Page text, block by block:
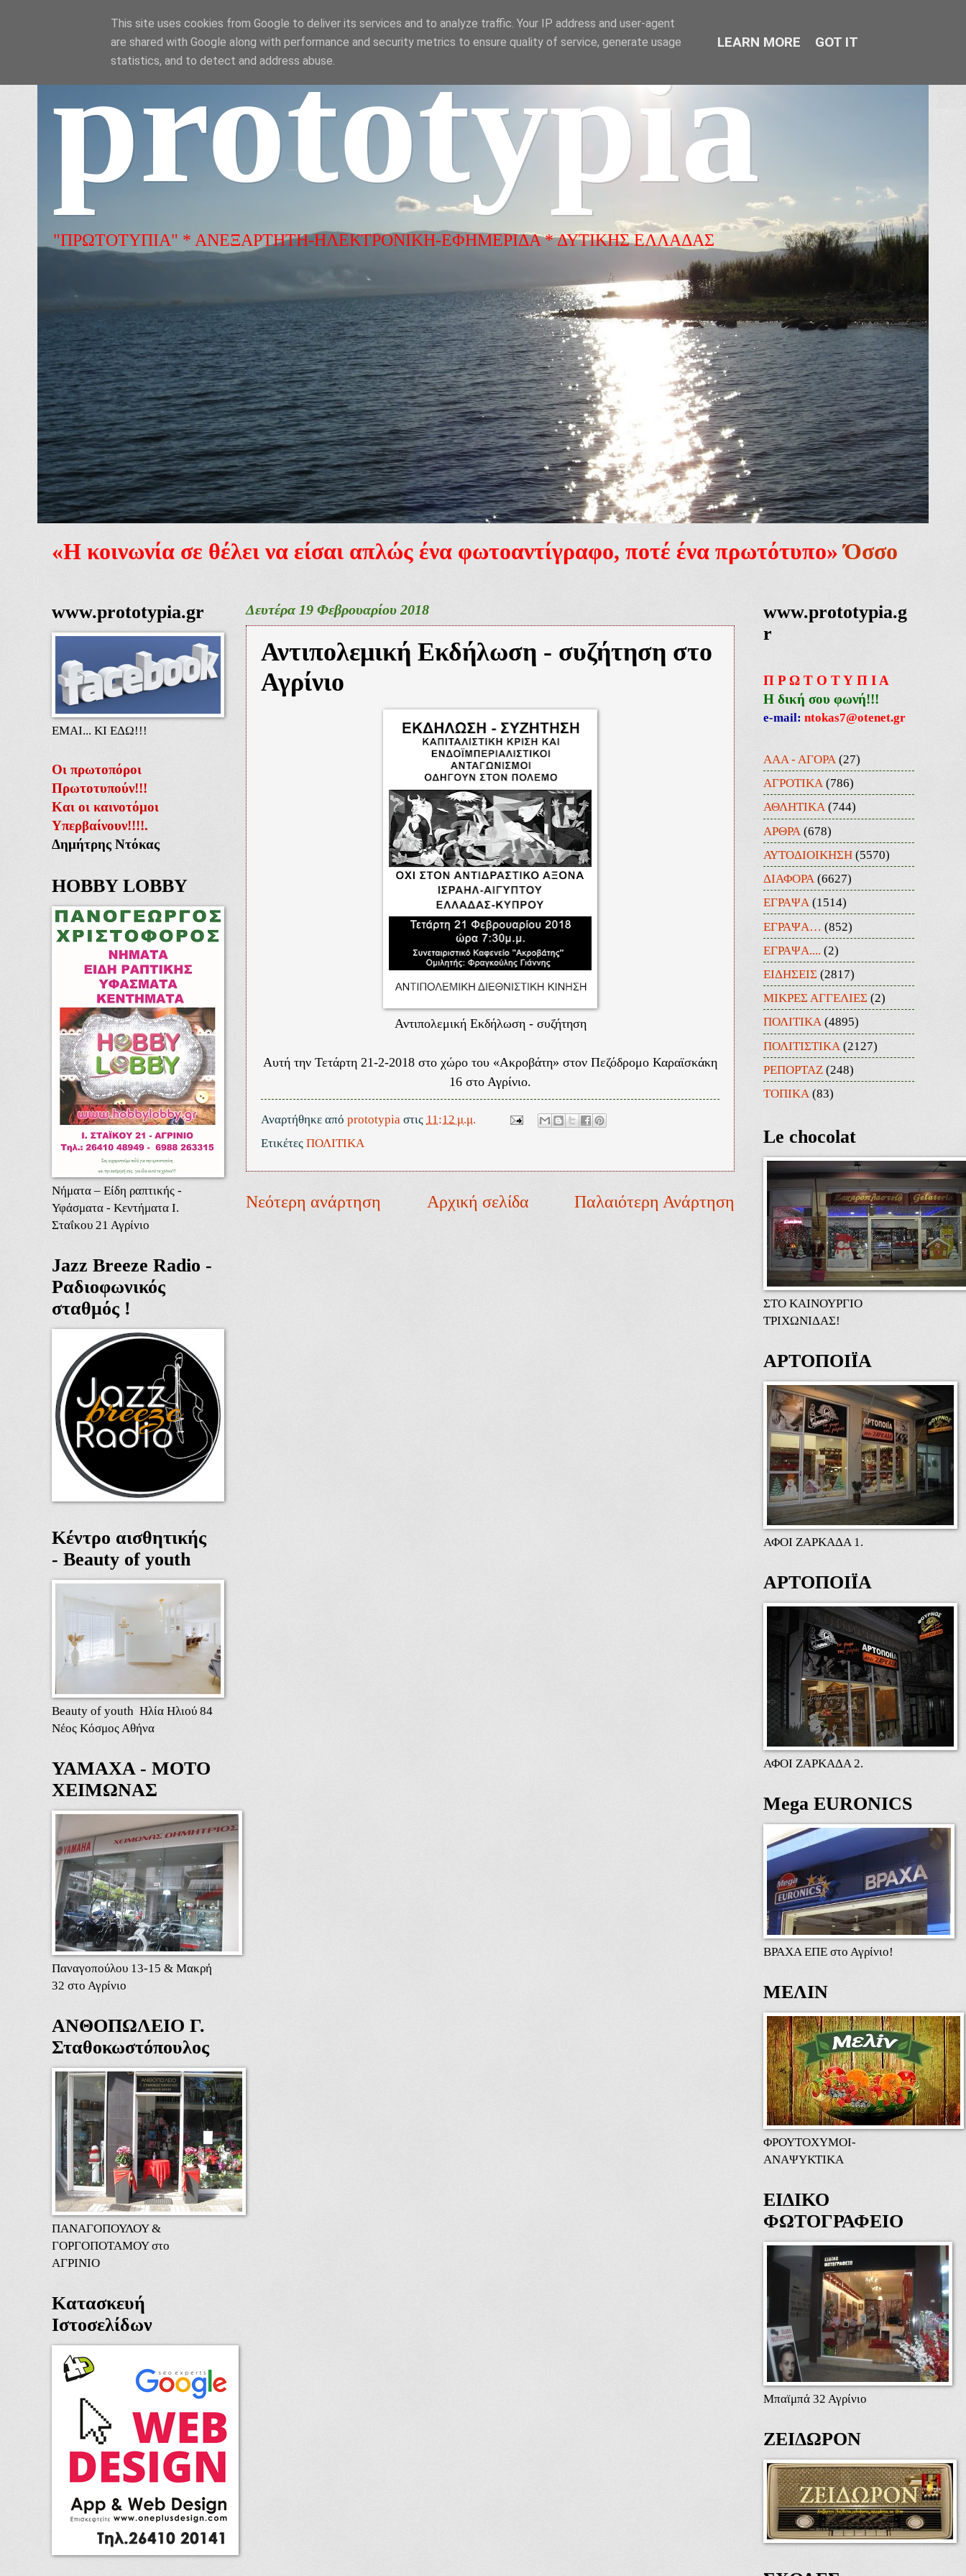
prototypia
"ΠΡΩΤΟΤΥΠΙΑ" * ΑΝΕΞΑΡΤΗΤΗ-ΗΛΕΚΤΡΟΝΙΚΗ-ΕΦΗΜΕΡΙΔΑ * ΔΥΤΙΚΗΣ ΕΛΛΑΔΑΣ
«Η κοινωνία σε θέλει να είσαι απλώς ένα φωτοαντίγραφο, ποτέ ένα πρωτότυπο» Όσσο
Δευτέρα 19 Φεβρουαρίου 2018
Αντιπολεμική Εκδήλωση - συζήτηση στο
Αγρίνιο
Αντιπολεμική Εκδήλωση - συζήτηση
Αυτή την Τετάρτη 21-2-2018 στο χώρο του «Ακροβάτη» στον Πεζόδρομο Καραϊσκάκη
16 στο Αγρίνιο.
Αναρτήθηκε από prototypia στις 11:12 μ.μ.
Ετικέτες ΠΟΛΙΤΙΚΑ
Νεότερη ανάρτηση Παλαιότερη Ανάρτηση
Αρχική σελίδα
www.prototypia.gr
ΕΜΑΙ... ΚΙ ΕΔΩ!!!
Οι πρωτοπόροι
Πρωτοτυπούν!!!
Και οι καινοτόμοι
Υπερβαίνουν!!!!.
Δημήτρης Ντόκας
HOBBY LOBBY
Νήματα – Είδη ραπτικής -
Υφάσματα - Κεντήματα Ι.
Σταΐκου 21 Αγρίνιο
Jazz Breeze Radio -
Ραδιοφωνικός
σταθμός !
Κέντρο αισθητικής
- Beauty of youth
Beauty of youth Ηλία Ηλιού 84
Νέος Κόσμος Αθήνα
ΥΑΜΑΧΑ - ΜΟΤΟ
ΧΕΙΜΩΝΑΣ
Παναγοπούλου 13-15 & Μακρή
32 στο Αγρίνιο
ΑΝΘΟΠΩΛΕΙΟ Γ.
Σταθοκωστόπουλος
ΠΑΝΑΓΟΠΟΥΛΟΥ &
ΓΟΡΓΟΠΟΤΑΜΟΥ στο
ΑΓΡΙΝΙΟ
Κατασκευή
Ιστοσελίδων
www.prototypia.g
r
Π Ρ Ω Τ Ο Τ Υ Π Ι Α
Η δική σου φωνή!!!
e-mail: ntokas7@otenet.gr
ΑΑΑ - ΑΓΟΡΑ (27)
ΑΓΡΟΤΙΚΑ (786)
ΑΘΛΗΤΙΚΑ (744)
ΑΡΘΡΑ (678)
ΑΥΤΟΔΙΟΙΚΗΣΗ (5570)
ΔΙΑΦΟΡΑ (6627)
ΕΓΡΑΨΑ (1514)
ΕΓΡΑΨΑ… (852)
ΕΓΡΑΨΑ.... (2)
ΕΙΔΗΣΕΙΣ (2817)
ΜΙΚΡΕΣ ΑΓΓΕΛΙΕΣ (2)
ΠΟΛΙΤΙΚΑ (4895)
ΠΟΛΙΤΙΣΤΙΚΑ (2127)
ΡΕΠΟΡΤΑΖ (248)
ΤΟΠΙΚΑ (83)
Le chocolat
ΣΤΟ ΚΑΙΝΟΥΡΓΙΟ
ΤΡΙΧΩΝΙΔΑΣ!
ΑΡΤΟΠΟΙΪΑ
ΑΦΟΙ ΖΑΡΚΑΔΑ 1.
ΑΡΤΟΠΟΙΪΑ
ΑΦΟΙ ΖΑΡΚΑΔΑ 2.
Mega EURONICS
ΒΡΑΧΑ ΕΠΕ στο Αγρίνιο!
ΜΕΛΙΝ
ΦΡΟΥΤΟΧΥΜΟΙ-
ΑΝΑΨΥΚΤΙΚΑ
ΕΙΔΙΚΟ
ΦΩΤΟΓΡΑΦΕΙΟ
Μπαϊμπά 32 Αγρίνιο
ΖΕΙΔΩΡΟΝ
This site uses cookies from Google to deliver its services and to analyze traffic. Your IP address and user-agent
are shared with Google along with performance and security metrics to ensure quality of service, generate usage
statistics, and to detect and address abuse.
LEARN MORE GOT IT